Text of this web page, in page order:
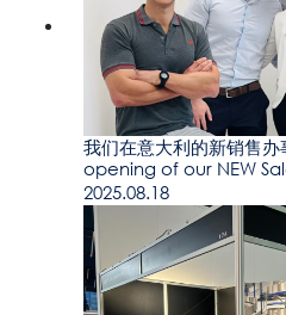
我们在意大利的新销售办
opening of our NEW
2025.08.18